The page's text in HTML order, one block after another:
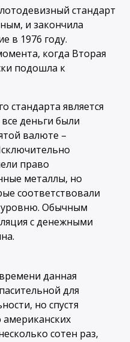
стандарт
и закончила
в 1976 году.
когда Вторая
подошла к
стандарта является
деньги были
валюте –
право
металлы, но
соответствовали
Обычным
с денежными
данная
для
но спустя
сотен раз,